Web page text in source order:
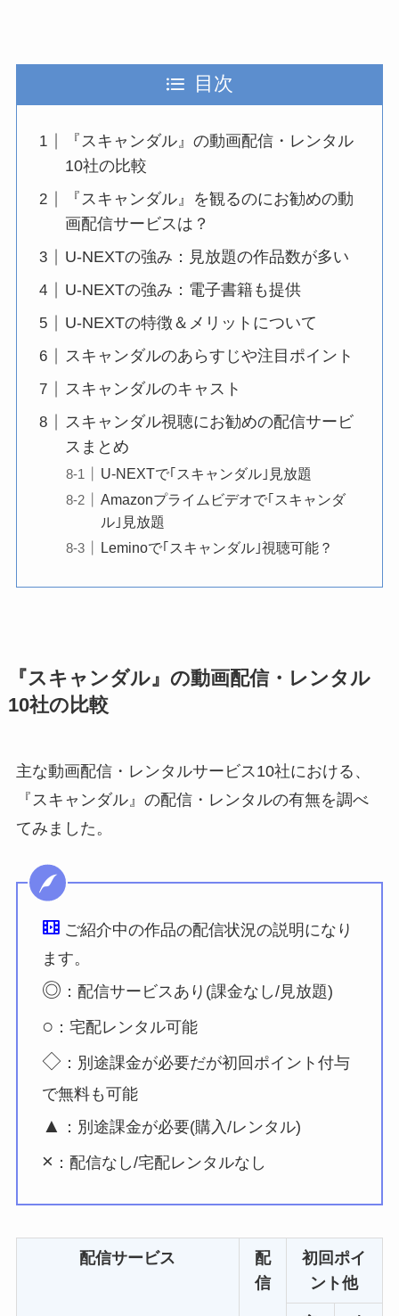
目次
『スキャンダル』の動画配信・レンタル
10社の比較
『スキャンダル』を観るのにお勧めの動
画配信サービスは？
U-NEXTの強み：見放題の作品数が多い
U-NEXTの強み：電子書籍も提供
U-NEXTの特徴＆メリットについて
スキャンダルのあらすじや注目ポイント
スキャンダルのキャスト
スキャンダル視聴にお勧めの配信サービ
スまとめ
U-NEXTで｢スキャンダル｣見放題
Amazonプライムビデオで｢スキャンダ
ル｣見放題
Leminoで｢スキャンダル｣視聴可能？
『スキャンダル』の動画配信・レンタル
10社の比較
主な動画配信・レンタルサービス10社における、
『スキャンダル』の配信・レンタルの有無を調べ
てみました。
ご紹介中の作品の配信状況の説明になり
ます。
◎ ：配信サービスあり(課金なし/見放題)
○ ：宅配レンタル可能
◇ ：別途課金が必要だが初回ポイント付与
で無料も可能
▲ ：別途課金が必要(購入/レンタル)
× ：配信なし/宅配レンタルなし
配信サービス
配
信
初回ポイ
ント他